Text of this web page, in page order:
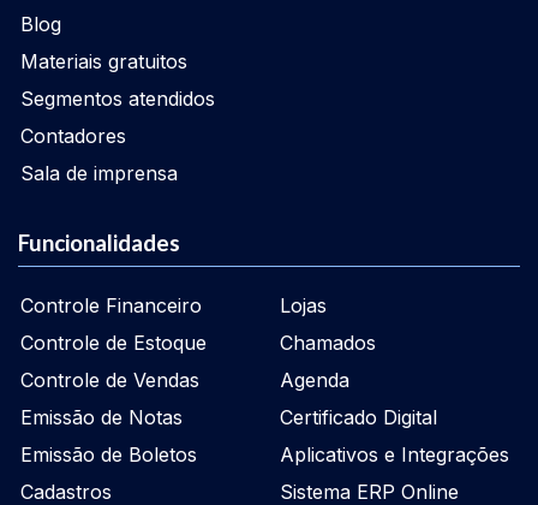
Blog
Materiais gratuitos
Segmentos atendidos
Contadores
Sala de imprensa
Funcionalidades
Controle Financeiro
Controle de Estoque
Controle de Vendas
Emissão de Notas
Emissão de Boletos
Cadastros
Lojas
Chamados
Agenda
Certificado Digital
Aplicativos e Integrações
Sistema ERP Online